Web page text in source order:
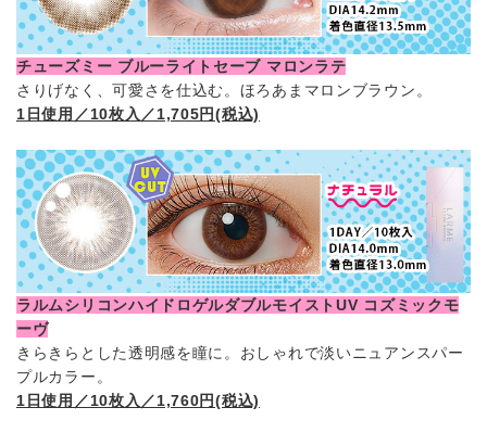
チューズミー ブルーライトセーブ マロンラテ
さりげなく、可愛さを仕込む。ほろあまマロンブラウン。
1日使用／10枚入／1,705円(税込)
ラルムシリコンハイドロゲルダブルモイストUV コズミックモ
ーヴ
きらきらとした透明感を瞳に。おしゃれで淡いニュアンスパー
プルカラー。
1日使用／10枚入／1,760円(税込)